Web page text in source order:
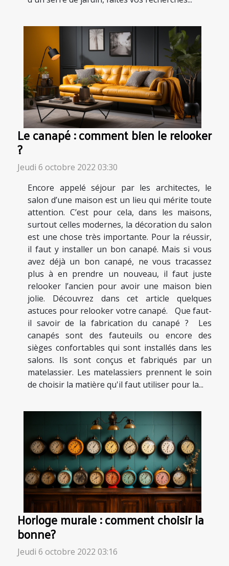
Le canapé : comment bien le relooker
?
Jeudi 6 octobre 2022 03:30
Encore appelé séjour par les architectes, le
salon d’une maison est un lieu qui mérite toute
attention. C’est pour cela, dans les maisons,
surtout celles modernes, la décoration du salon
est une chose très importante. Pour la réussir,
il faut y installer un bon canapé. Mais si vous
avez déjà un bon canapé, ne vous tracassez
plus à en prendre un nouveau, il faut juste
relooker l’ancien pour avoir une maison bien
jolie. Découvrez dans cet article quelques
astuces pour relooker votre canapé. Que faut-
il savoir de la fabrication du canapé ? Les
canapés sont des fauteuils ou encore des
sièges confortables qui sont installés dans les
salons. Ils sont conçus et fabriqués par un
matelassier. Les matelassiers prennent le soin
de choisir la matière qu'il faut utiliser pour la...
Horloge murale : comment choisir la
bonne?
Jeudi 6 octobre 2022 03:16